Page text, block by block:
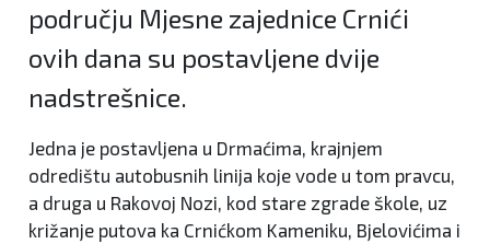
području Mjesne zajednice Crnići
ovih dana su postavljene dvije
nadstrešnice.
Jedna je postavljena u Drmaćima, krajnjem
odredištu autobusnih linija koje vode u tom pravcu,
a druga u Rakovoj Nozi, kod stare zgrade škole, uz
križanje putova ka Crnićkom Kameniku, Bjelovićima i